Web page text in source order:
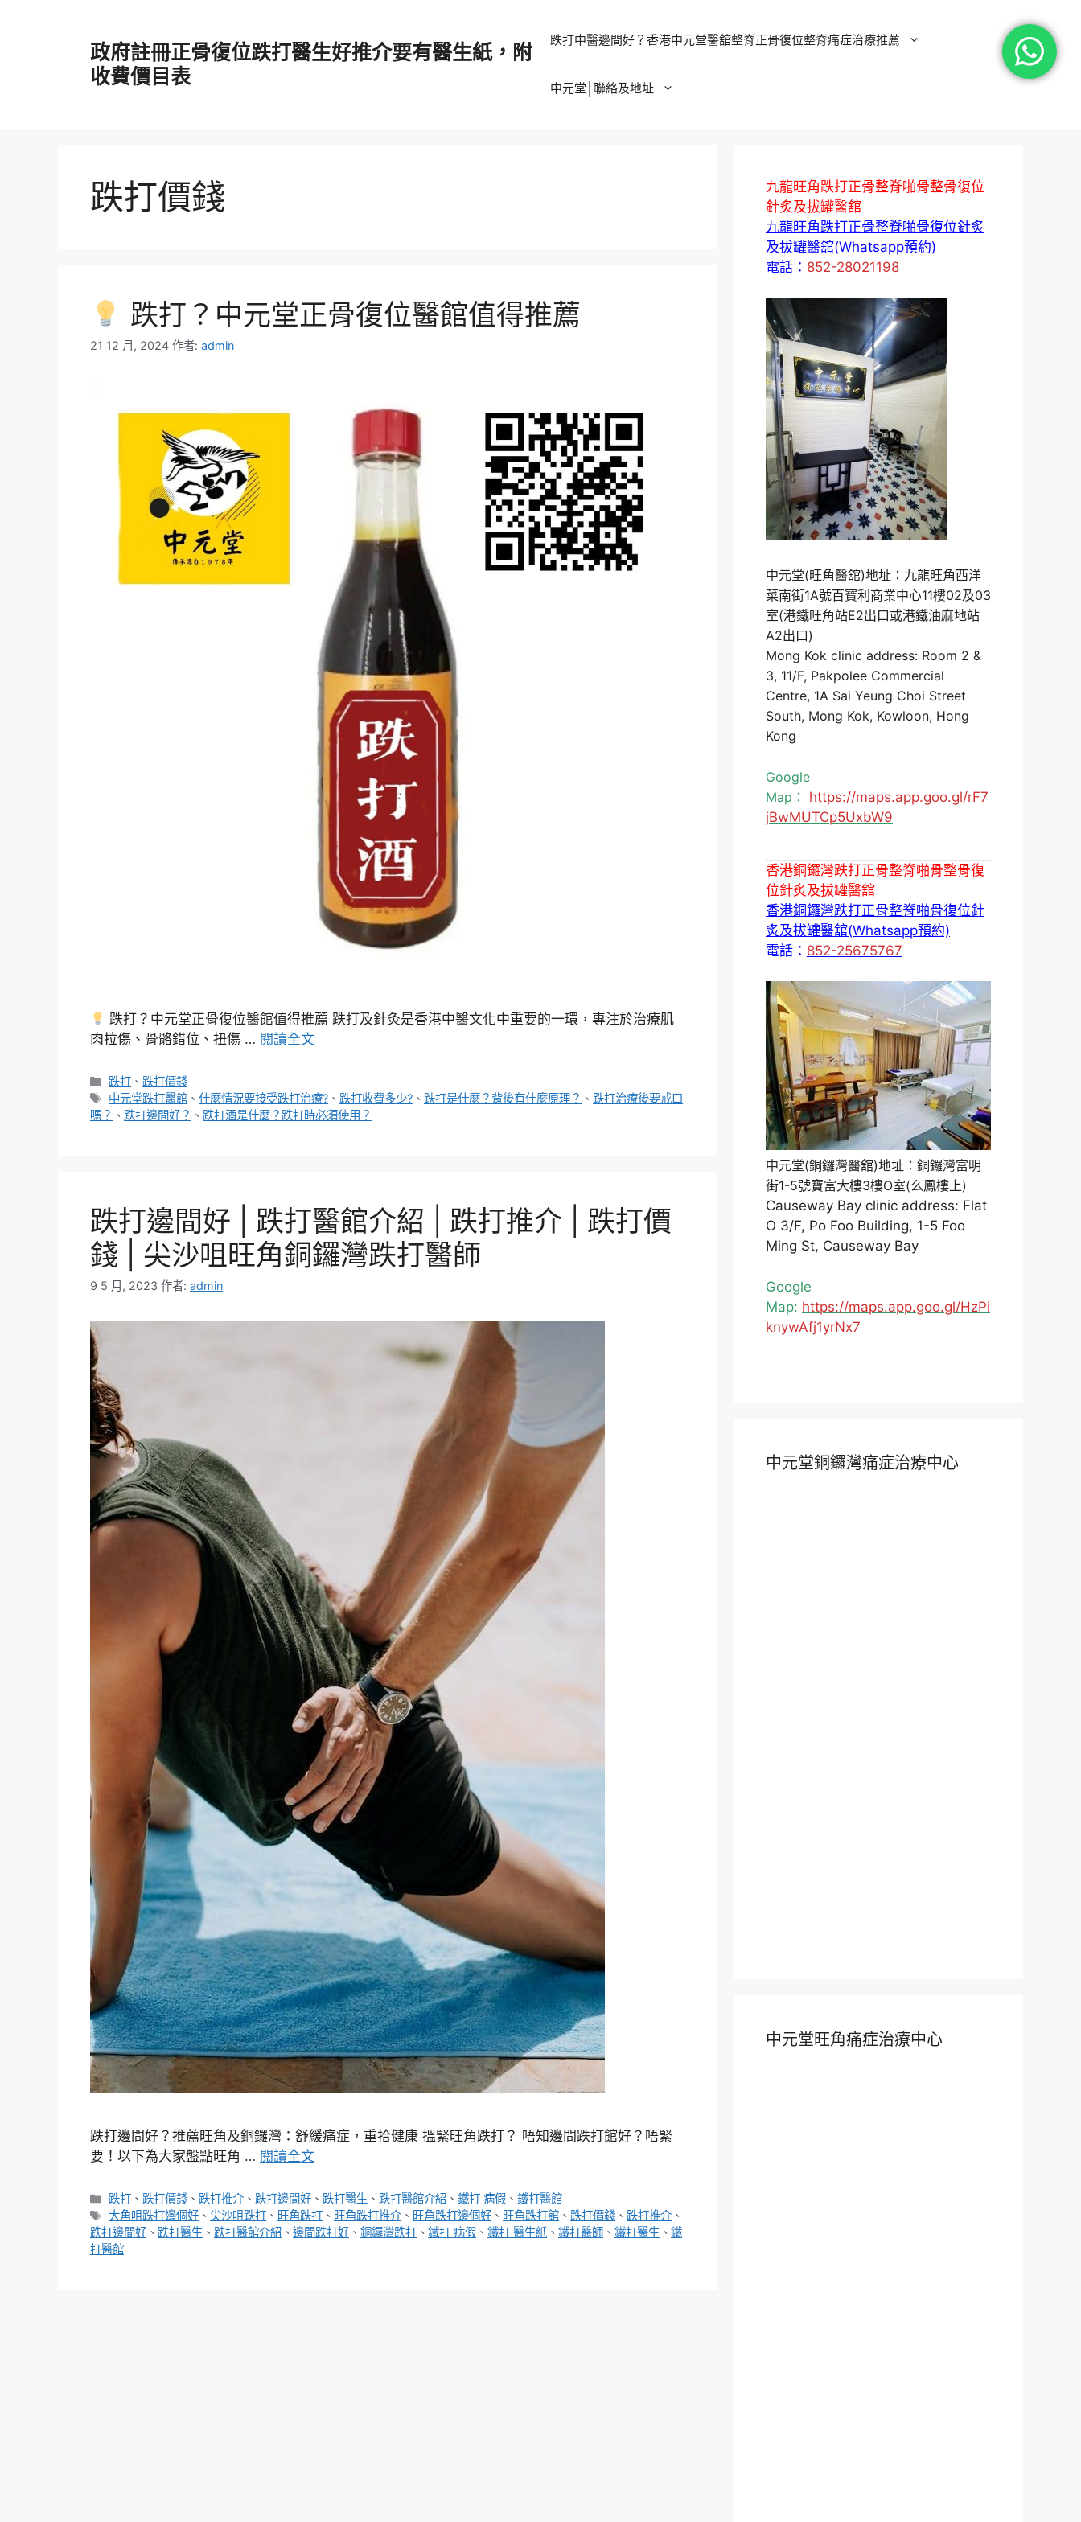
政府註冊正骨復位跌打醫生好推介要有醫生紙，附
收費價目表
跌打中醫邊間好？香港中元堂醫舘整脊正骨復位整脊痛症治療推薦
中元堂│聯絡及地址
跌打價錢
跌打？中元堂正骨復位醫館值得推薦
21 12 月, 2024 作者: admin
跌打？中元堂正骨復位醫館值得推薦 跌打及針灸是香港中醫文化中重要的一環，專注於治療肌
肉拉傷、骨骼錯位、扭傷 … 閱讀全文
分
類
跌打 、 跌打價錢
標
籤
中元堂跌打醫館 、什麼情況要接受跌打治療? 、 跌打收費多少? 、 跌打是什麼？背後有什麼原理？ 、 跌打治療後要戒口
嗎？ 、 跌打邊間好？ 、 跌打酒是什麼？跌打時必須使用？
跌打邊間好 | 跌打醫館介紹 | 跌打推介 | 跌打價
錢 | 尖沙咀旺角銅鑼灣跌打醫師
9 5 月, 2023 作者: admin
跌打邊間好？推薦旺角及銅鑼灣：舒緩痛症，重拾健康 搵緊旺角跌打？ 唔知邊間跌打館好？唔緊
要！以下為大家盤點旺角 … 閱讀全文
分
類
跌打 、 跌打價錢 、 跌打推介 、 跌打邊間好 、 跌打醫生 、 跌打醫館介紹 、鐵打 病假 、鐵打醫館
標
籤
大角咀跌打邊個好 、尖沙咀跌打 、 旺角跌打 、 旺角跌打推介 、 旺角跌打邊個好 、 旺角跌打館 、 跌打價錢 、 跌打推介 、
跌打邊間好 、 跌打醫生 、 跌打醫館介紹 、 邊間跌打好 、 銅鑼灣跌打 、 鐵打 病假 、 鐵打 醫生紙 、 鐵打醫師 、 鐵打醫生 、 鐵
打醫館
九龍旺角跌打正骨整脊啪骨整骨復位
針炙及拔罐醫舘
九龍旺角跌打正骨整脊啪骨復位針炙
及拔罐醫舘(Whatsapp預約)
電話： 852-28021198
中元堂(旺角醫舘)地址：九龍旺角西洋
菜南街1A號百寶利商業中心11樓02及03
室(港鐵旺角站E2出口或港鐵油麻地站
A2出口)
Mong Kok clinic address: Room 2 &
3, 11/F, Pakpolee Commercial
Centre, 1A Sai Yeung Choi Street
South, Mong Kok, Kowloon, Hong
Kong
Google
Map： https://maps.app.goo.gl/rF7
jBwMUTCp5UxbW9
香港銅鑼灣跌打正骨整脊啪骨整骨復
位針炙及拔罐醫舘
香港銅鑼灣跌打正骨整脊啪骨復位針
炙及拔罐醫舘(Whatsapp預約)
電話： 852-25675767
中元堂(銅鑼灣醫舘)地址：銅鑼灣富明
街1-5號寶富大樓3樓O室(么鳳樓上)
Causeway Bay clinic address: Flat
O 3/F, Po Foo Building, 1-5 Foo
Ming St, Causeway Bay
Google
Map: https://maps.app.goo.gl/HzPi
knywAfj1yrNx7
中元堂銅鑼灣痛症治療中心
中元堂旺角痛症治療中心